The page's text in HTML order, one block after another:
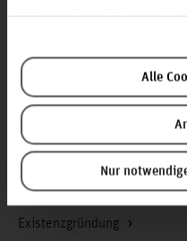
Alle
Nur
Antidiskriminierungsstelle
Arbeitssicherheit
Berufungsmanagement
Bibliothek
Campusmanagement
Datenschutz
Existenzgründung